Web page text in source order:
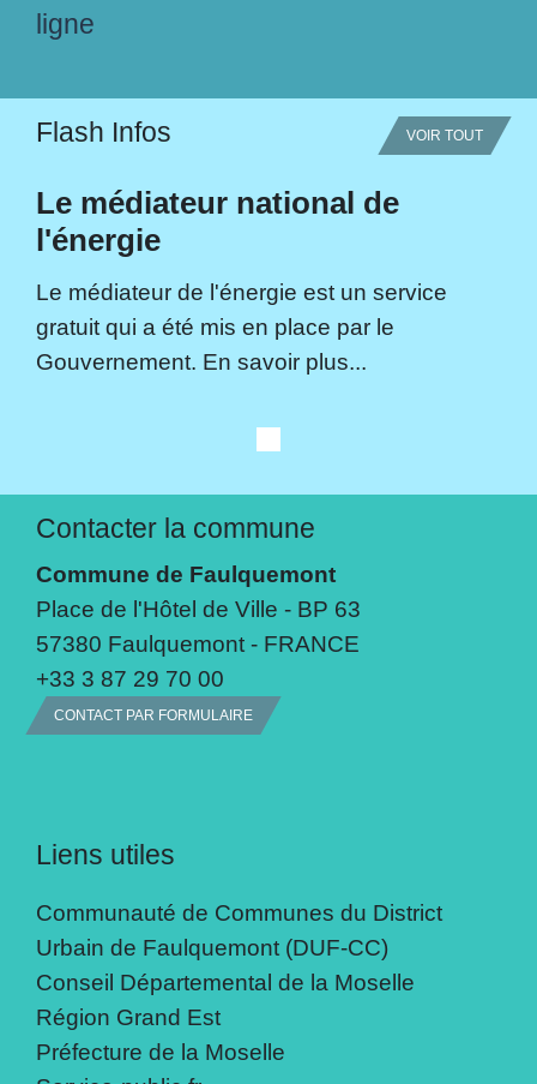
ligne
Flash Infos VOIR TOUT
Le médiateur national de
l'énergie
Le médiateur de l'énergie est un service
gratuit qui a été mis en place par le
Gouvernement. En savoir plus...
Contacter la commune
Commune de Faulquemont
Place de l'Hôtel de Ville - BP 63
57380 Faulquemont - FRANCE
+33 3 87 29 70 00
CONTACT PAR FORMULAIRE
Liens utiles
Communauté de Communes du District
Urbain de Faulquemont (DUF-CC)
Conseil Départemental de la Moselle
Région Grand Est
Préfecture de la Moselle